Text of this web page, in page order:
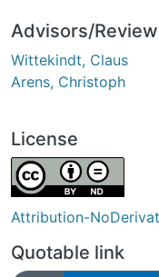
Advisors/
Wittekindt, Claus
Arens, Christoph
License
Attribution-
Quotable link